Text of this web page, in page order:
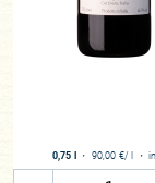
aziendalegte, zu
die Großstädte
und im Handel
der Region und
ihrem Betrieb.
analog zu den
0,75 l ・ 90,00 €/ l ・